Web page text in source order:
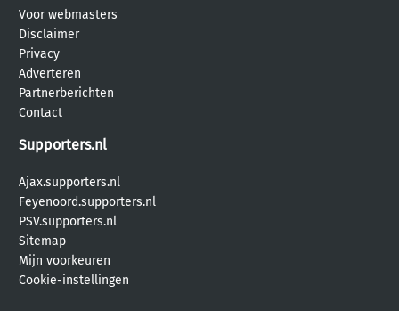
Voor webmasters
Disclaimer
Privacy
Adverteren
Partnerberichten
Contact
Supporters.nl
Ajax.supporters.nl
Feyenoord.supporters.nl
PSV.supporters.nl
Sitemap
Mijn voorkeuren
Cookie-instellingen